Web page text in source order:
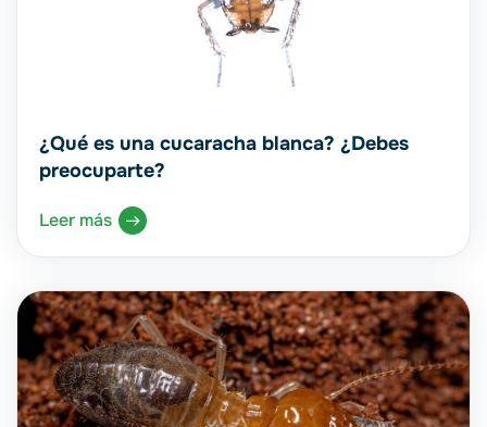
¿Qué es una cucaracha blanca? ¿Debes
preocuparte?
Leer más